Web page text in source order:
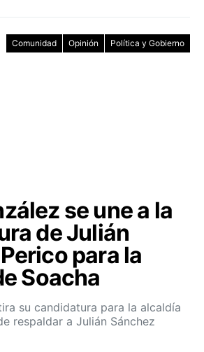
Comunidad Opinión Política y Gobierno
se une a la
de Julián
para la
Soacha
su candidatura para la alcaldía
respaldar a Julián Sánchez